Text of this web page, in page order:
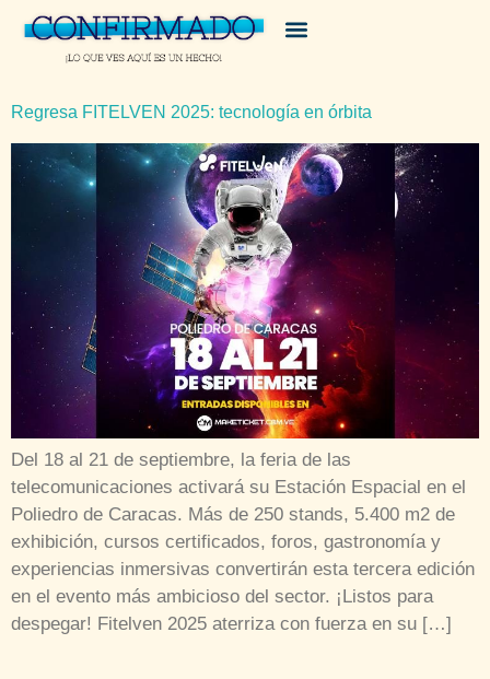
Regresa FITELVEN 2025: tecnología en órbita
Del 18 al 21 de septiembre, la feria de las
telecomunicaciones activará su Estación Espacial en el
Poliedro de Caracas. Más de 250 stands, 5.400 m2 de
exhibición, cursos certificados, foros, gastronomía y
experiencias inmersivas convertirán esta tercera edición
en el evento más ambicioso del sector. ¡Listos para
despegar! Fitelven 2025 aterriza con fuerza en su […]